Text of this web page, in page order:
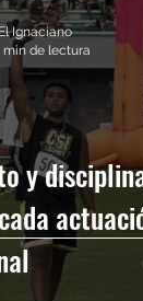
Conoce a tus
Pórtate
y
Ignaciano
min de lectura